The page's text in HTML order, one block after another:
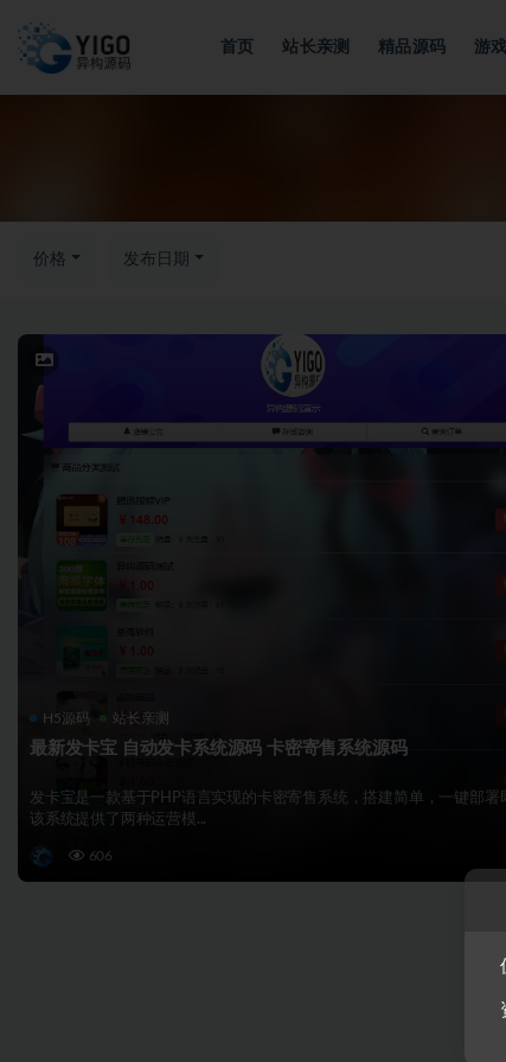
首页 站长亲测 精品源码 游
价格 发布日期
H5源码 站长亲测
最新发卡宝 自动发卡系统源码 卡密寄售系统源码
发卡宝是一款基于PHP语言实现的卡密寄售系统，搭建简单，一键部署
该系统提供了两种运营模...
606